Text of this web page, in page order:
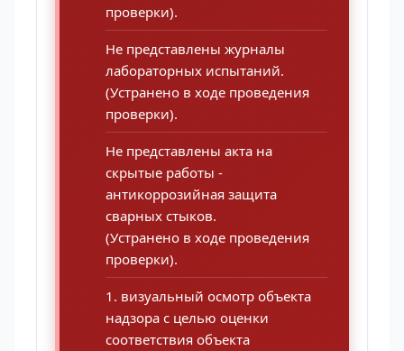
проверки).
Не представлены журналы
лабораторных испытаний.
(Устранено в ходе проведения
проверки).
Не представлены акта на
скрытые работы -
антикоррозийная защита
сварных стыков.
(Устранено в ходе проведения
проверки).
1. визуальный осмотр объекта
надзора с целью оценки
соответствия объекта